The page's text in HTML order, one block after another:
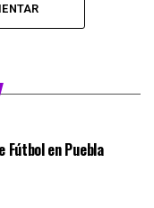
Fútbol en Puebla